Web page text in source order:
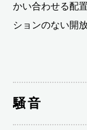
かい合わせる配
ションのない開
騒音